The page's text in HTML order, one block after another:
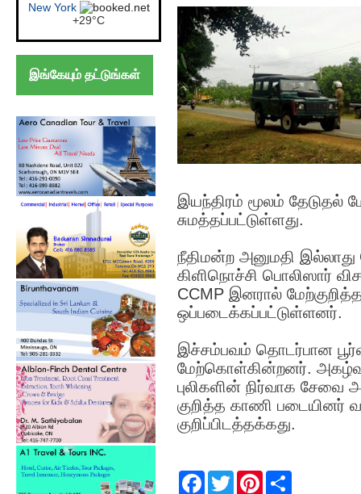
London
+22°C
இங்கேயும் தட்டுங்கள்
இயந்திரம் மூலம்
சுமத்தப்பட்டுள்ளது.
நீதிமன்ற அனுமதி
கிளிநொச்சி பொலிஸார்
CCMP இனரால்
ஒப்படைக்கப்பட்டுள்ளனர்.
இச்சம்பவம் தொடர்பான
மேற்கொள்கின்றனர்.
புலிகளின் நிர்வாக
குறித்த காணி படையினர்
குறிப்பிடத்தக்கது.
F
T
w
P